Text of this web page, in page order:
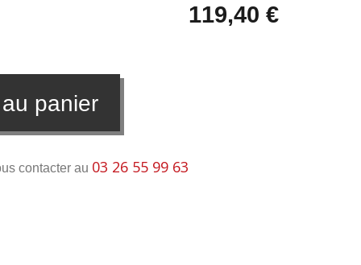
119,40 €
panier
contacter au 03 26 55 99 63